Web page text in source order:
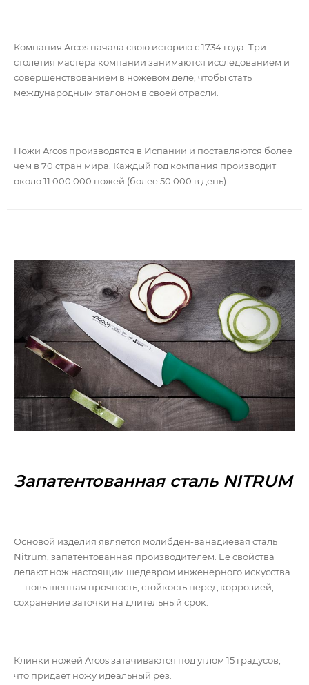
Компания Arcos начала свою историю с 1734 года. Три
столетия мастера компании занимаются исследованием и
совершенствованием в ножевом деле, чтобы стать
международным эталоном в своей отрасли.
Ножи Arcos производятся в Испании и поставляются более
чем в 70 стран мира. Каждый год компания производит
около 11.000.000 ножей (более 50.000 в день).
Запатентованная сталь NITRUM
Основой изделия является молибден-ванадиевая сталь
Nitrum, запатентованная производителем. Ее свойства
делают нож настоящим шедевром инженерного искусства
— повышенная прочность, стойкость перед коррозией,
сохранение заточки на длительный срок.
Клинки ножей Arcos затачиваются под углом 15 градусов,
что придает ножу идеальный рез.